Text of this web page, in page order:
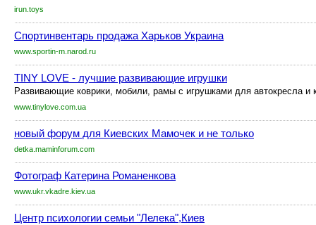
irun.toys
Спортинвентарь продажа Харьков Украина
www.sportin-m.narod.ru
TINY LOVE - лучшие развивающие игрушки
Развивающие коврики, мобили, рамы с игрушками для автокресла и
www.tinylove.com.ua
новый форум для Киевских Мамочек и не только
detka.maminforum.com
Фотограф Катерина Романенкова
www.ukr.vkadre.kiev.ua
Центр психологии семьи "Лелека",Киев